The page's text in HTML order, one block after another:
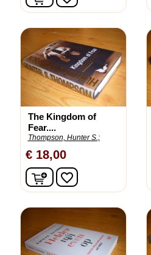
The Kingdom of
Fear....
Thompson, Hunter S.;
€ 18,00
In winkelwagen
favorite_border